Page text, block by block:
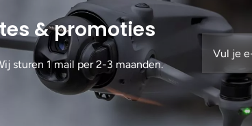
& promoties
sturen 1 mail per 2-3 maanden.